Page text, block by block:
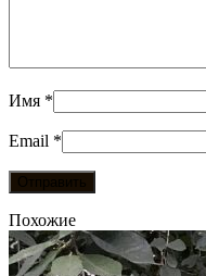
Имя *
Email *
Похожие